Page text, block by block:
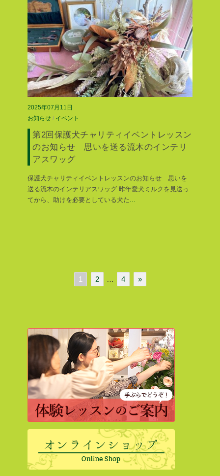
2025年07月11日
お知らせ / イベント
第2回保護犬チャリティイベントレッスン
のお知らせ 思いを送る流木のインテリ
アスワッグ
保護犬チャリティイベントレッスンのお知らせ 思いを
送る流木のインテリアスワッグ 昨年愛犬ミルクを見送っ
てから、助けを必要としている犬た...
1 2 … 4 »